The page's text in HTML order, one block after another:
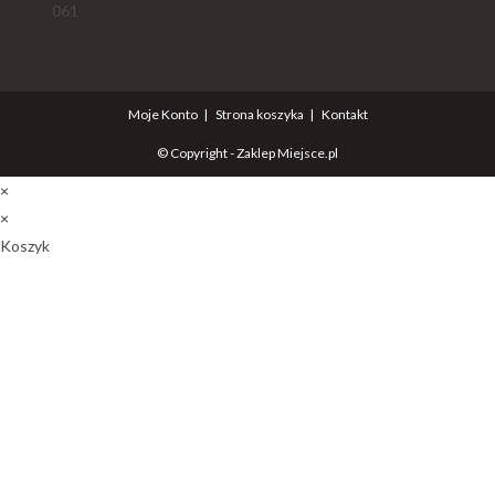
061
Moje Konto Strona koszyka Kontakt
© Copyright - Zaklep Miejsce.pl
×
×
Koszyk